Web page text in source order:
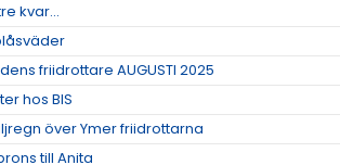
kvar...
friidrottare AUGUSTI 2025
hos BIS
över Ymer friidrottarna
till Anita